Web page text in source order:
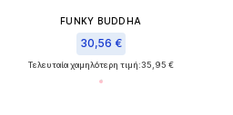
FUNKY BUDDHA
30,56 €
Τελευταία χαμηλότερη τιμή:35,95 €